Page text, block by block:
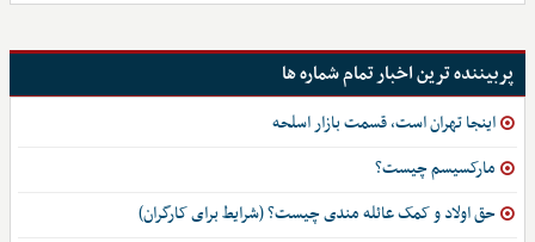
پربیننده ترین اخبار تمام شماره ها
اینجا تهران است، قسمت بازار اسلحه
مارکسیسم چیست؟
حق اولاد و کمک عائله مندی چیست؟ (شرایط برای کارگران)